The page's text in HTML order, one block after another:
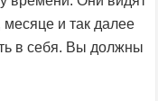
и так далее
в себя. Вы должны